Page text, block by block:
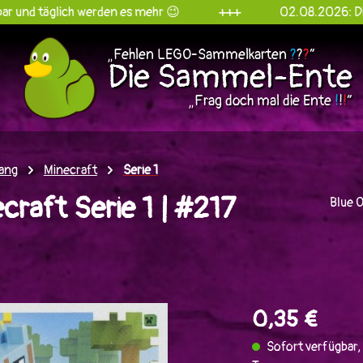
werden es mehr 😉 +++ 02.08.2026: Die
„Fehlen LEGO-Sammelkarten ???“
Die Sammel-Ente
„Frag doch mal die Ente!!!“
Minecraft Serie 1
Serie 1 | #217
Blue
0,35 €
Sofort